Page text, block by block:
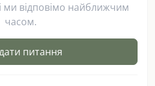
ми відповімо найближчим
часом.
питання